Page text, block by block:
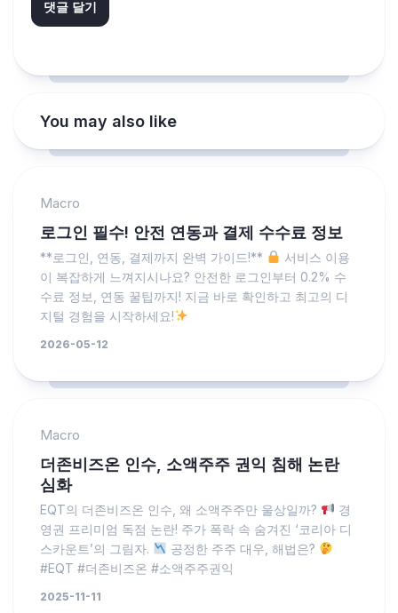
You may also like
Macro
로그인 필수! 안전 연동과 결제 수수료 정보
**로그인, 연동, 결제까지 완벽 가이드!**
서비스 이용
이 복잡하게 느껴지시나요? 안전한 로그인부터 0.2% 수
수료 정보, 연동 꿀팁까지! 지금 바로 확인하고 최고의 디
지털 경험을 시작하세요!
2026-05-12
Macro
더존비즈온 인수, 소액주주 권익 침해 논란
심화
EQT의 더존비즈온 인수, 왜 소액주주만 울상일까?
경
영권 프리미엄 독점 논란! 주가 폭락 속 숨겨진 ‘코리아 디
스카운트’의 그림자.
공정한 주주 대우, 해법은?
#EQT #더존비즈온 #소액주주권익
2025-11-11